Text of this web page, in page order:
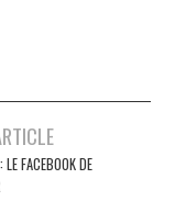
FACEBOOK DE